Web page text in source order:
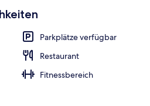
Parkplätze verfügbar
Restaurant
Fitnessbereich